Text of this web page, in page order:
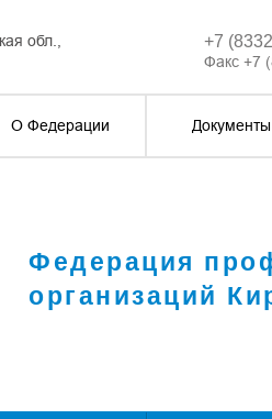
обл.,
+7
Факс +7
О Федерации Документы
Федерация
организаций